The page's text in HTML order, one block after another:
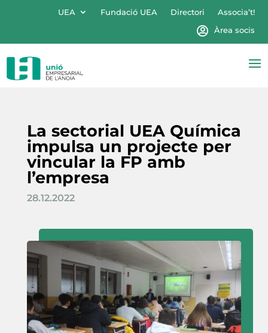
UEA Fundació UEA Directori
Associa’t!
Àrea socis
La sectorial UEA Química
impulsa un projecte per
vincular la FP amb
l’empresa
28.12.2022